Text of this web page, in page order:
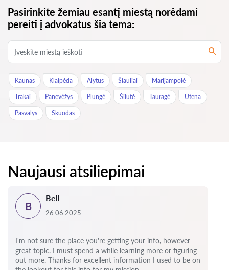
Pasirinkite žemiau esantį miestą norėdami
pereiti į advokatus šia tema:
Kaunas Klaipėda Alytus Šiauliai Marijampolė
Trakai Panevėžys Plungė Šilutė Tauragė Utena
Pasvalys Skuodas
Naujausi atsiliepimai
B
Bell
26.06.2025
I'm not sure the place you're getting your info, however
great topic. I must spend a while learning more or figuring
out more. Thanks for excellent information I used to be on